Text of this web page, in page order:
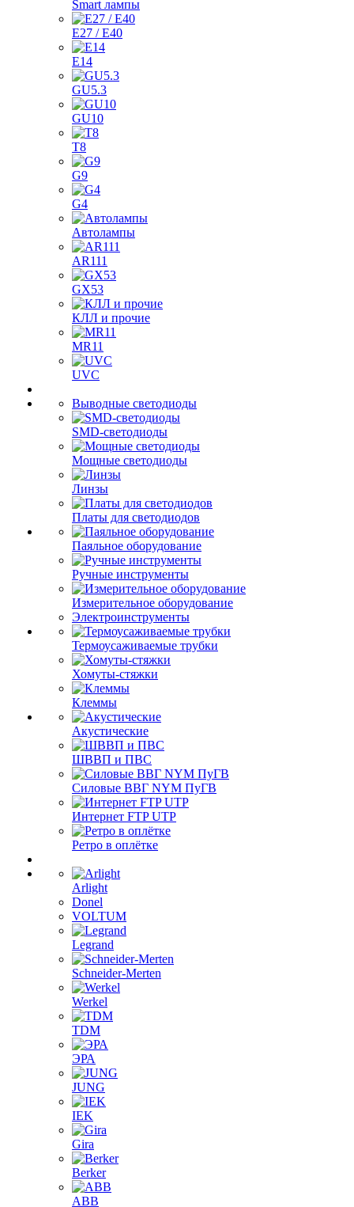
Smart лампы
E27 / E40
E14
GU5.3
GU10
T8
G9
G4
Автолампы
AR111
GX53
КЛЛ и прочие
MR11
UVC
Выводные светодиоды
SMD-светодиоды
Мощные светодиоды
Линзы
Платы для светодиодов
Паяльное оборудование
Ручные инструменты
Измерительное оборудование
Электроинструменты
Термоусаживаемые трубки
Хомуты-стяжки
Клеммы
Акустические
ШВВП и ПВС
Силовые ВВГ NYM ПуГВ
Интернет FTP UTP
Ретро в оплётке
Arlight
Donel
VOLTUM
Legrand
Schneider-Merten
Werkel
TDM
ЭРА
JUNG
IEK
Gira
Berker
ABB